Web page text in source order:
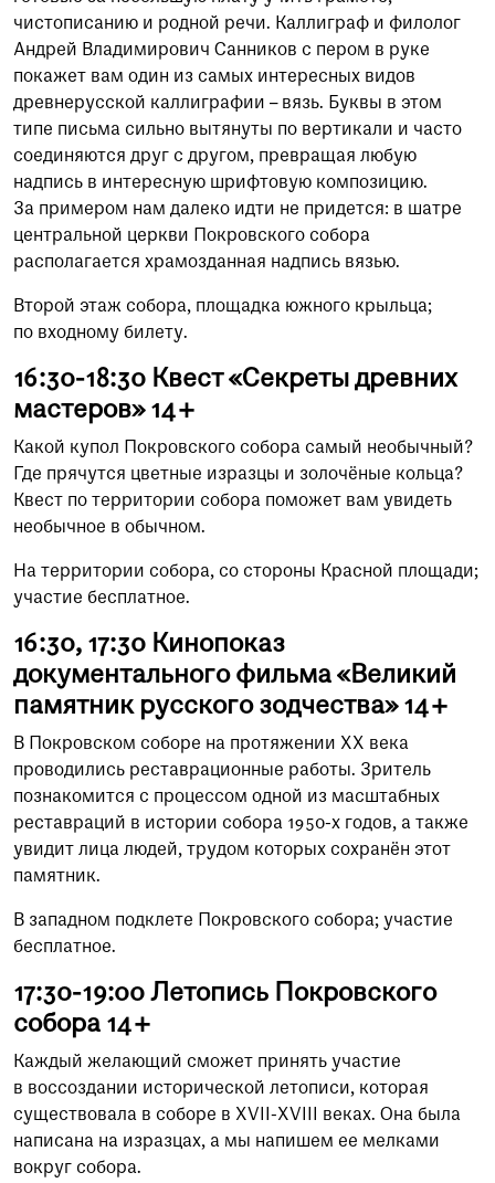
чистописанию и родной речи. Каллиграф и филолог
Андрей Владимирович Санников с пером в руке
покажет вам один из самых интересных видов
древнерусской каллиграфии – вязь. Буквы в этом
типе письма сильно вытянуты по вертикали и часто
соединяются друг с другом, превращая любую
надпись в интересную шрифтовую композицию.
За примером нам далеко идти не придется: в шатре
центральной церкви Покровского собора
располагается храмозданная надпись вязью.
Второй этаж собора, площадка южного крыльца;
по входному билету.
16:30-18:30 Квест «Секреты древних
мастеров» 14+
Какой купол Покровского собора самый необычный?
Где прячутся цветные изразцы и золочёные кольца?
Квест по территории собора поможет вам увидеть
необычное в обычном.
На территории собора, со стороны Красной площади;
участие бесплатное.
16:30, 17:30 Кинопоказ
документального фильма «Великий
памятник русского зодчества» 14+
В Покровском соборе на протяжении XX века
проводились реставрационные работы. Зритель
познакомится с процессом одной из масштабных
реставраций в истории собора 1950-х годов, а также
увидит лица людей, трудом которых сохранён этот
памятник.
В западном подклете Покровского собора; участие
бесплатное.
17:30-19:00 Летопись Покровского
собора 14+
Каждый желающий сможет принять участие
в воссоздании исторической летописи, которая
существовала в соборе в XVII-XVIII веках. Она была
написана на изразцах, а мы напишем ее мелками
вокруг собора.